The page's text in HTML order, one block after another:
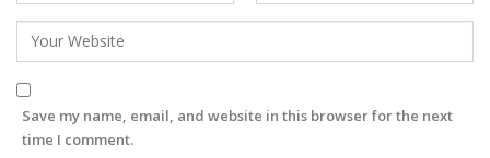
Save my name, email, and website in this browser for the next
time I comment.